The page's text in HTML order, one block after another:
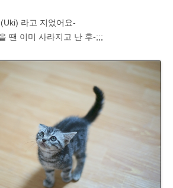
라고 지었어요-
땐 이미 사라지고 난 후-;;;